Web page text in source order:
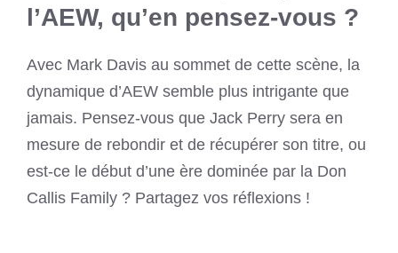
l’AEW, qu’en pensez-vous ?
Avec Mark Davis au sommet de cette scène, la
dynamique d’AEW semble plus intrigante que
jamais. Pensez-vous que Jack Perry sera en
mesure de rebondir et de récupérer son titre, ou
est-ce le début d’une ère dominée par la Don
Callis Family ? Partagez vos réflexions !